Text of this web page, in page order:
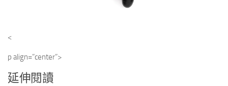
<
p align=”center”>
延伸閱讀